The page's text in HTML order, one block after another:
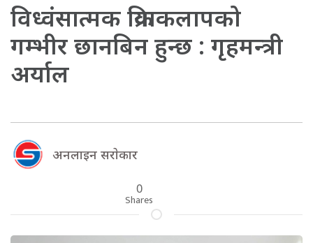
विध्वंसात्मक क्रियाकलापको
गम्भीर छानबिन हुन्छ : गृहमन्त्री
अर्याल
अनलाइन सराेकार
0
Shares